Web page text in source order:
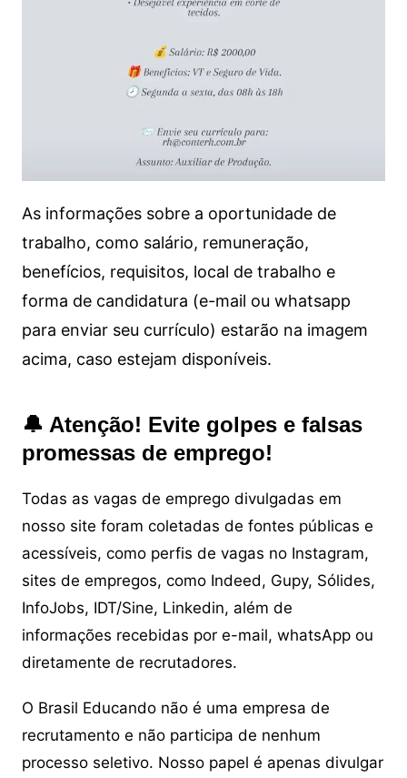
As informações sobre a oportunidade de
trabalho, como salário, remuneração,
benefícios, requisitos, local de trabalho e
forma de candidatura (e-mail ou whatsapp
para enviar seu currículo) estarão na imagem
acima, caso estejam disponíveis.
🔔 Atenção! Evite golpes e falsas
promessas de emprego!
Todas as vagas de emprego divulgadas em
nosso site foram coletadas de fontes públicas e
acessíveis, como perfis de vagas no Instagram,
sites de empregos, como Indeed, Gupy, Sólides,
InfoJobs, IDT/Sine, Linkedin, além de
informações recebidas por e-mail, whatsApp ou
diretamente de recrutadores.
O Brasil Educando não é uma empresa de
recrutamento e não participa de nenhum
processo seletivo. Nosso papel é apenas divulgar